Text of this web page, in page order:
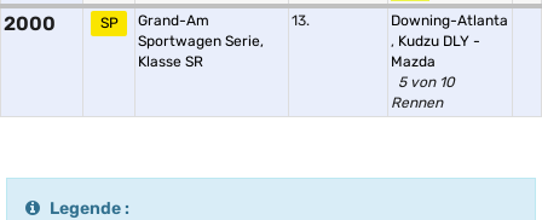
2000 SP
Grand-Am
Sportwagen Serie,
Klasse SR
13.
Downing-Atlanta
, Kudzu DLY -
Mazda
5 von 10
Rennen
Legende :